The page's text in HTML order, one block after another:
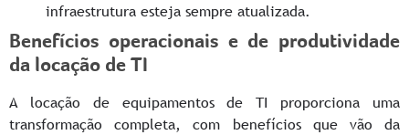
infraestrutura esteja sempre atualizada.
Benefícios operacionais e de produtividade
da locação de TI
A locação de equipamentos de TI proporciona uma
transformação completa, com benefícios que vão da